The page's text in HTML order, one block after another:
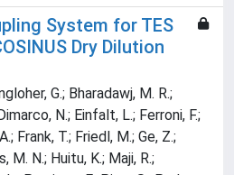
System for TES
Dry Dilution
G.; Bharadawj, M. R.;
N.; Einfalt, L.; Ferroni, F.;
Frank, T.; Friedl, M.; Ge, Z.;
M. N.; Huitu, K.; Maji, R.;